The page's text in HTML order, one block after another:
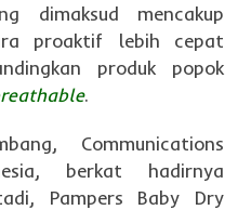
dimaksud mencakup
proaktif lebih cepat
produk popok
.
Communications
berkat hadirnya
Pampers Baby Dry